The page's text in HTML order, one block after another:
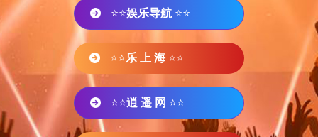
⭐⭐娱乐导航 ⭐⭐
⭐⭐乐 上 海 ⭐⭐
⭐⭐逍 遥 网 ⭐⭐